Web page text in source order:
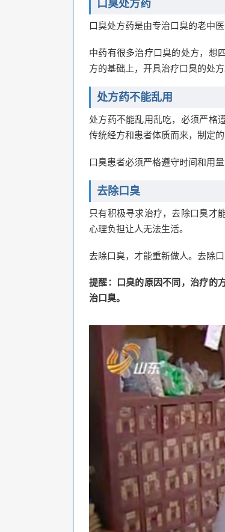
口臭处方药
口臭处方药是由专治口臭的老中
中药有很多治疗口臭的处方，想
方的基础上，开具治疗口臭的处方
处方药不能乱用
处方药不能乱用乱吃，必须严格
传统经方和患者体质而来，制定
口臭患者必须严格遵守时间和用
去除口臭
只有积极寻求治疗，去除口臭才
心理负担让人无法生活。
去除口臭，才能重新做人。去除
提醒：口臭的原因不同，治疗的
治口臭。